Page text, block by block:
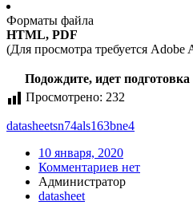
Форматы файла
HTML, PDF
(Для просмотра требуется Adobe
Подождите, идет
Просмотрено: 232
datasheetsn74als163bne4
10 января, 2020
Комментариев нет
Администратор
datasheet